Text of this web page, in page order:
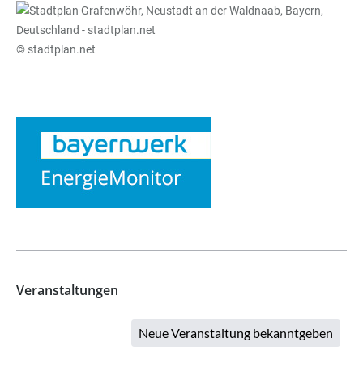
© stadtplan.net
Veranstaltungen